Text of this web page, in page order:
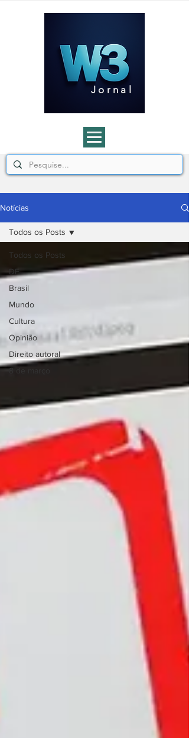
J o r n a l
Notícias
Todos os Posts
DF
Brasil
Mundo
Cultura
Opinião
Direito autoral
8 de março
Todos os Posts